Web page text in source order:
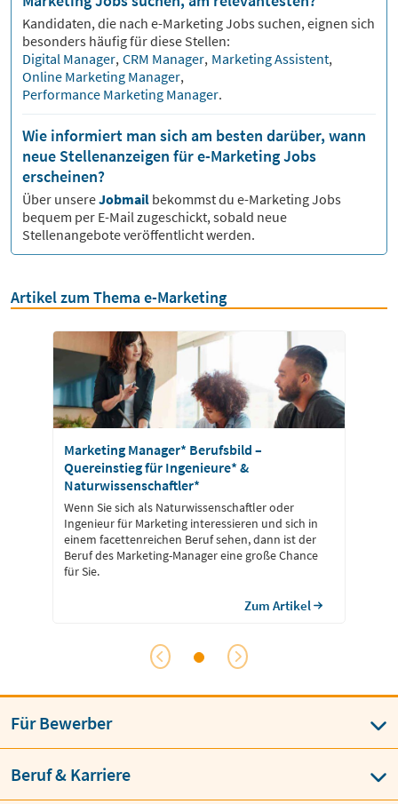
Kandidaten, die nach e-MarketingJobs suchen, eignen sich
besonders häufig für diese Stellen:
Digital Manager, CRM Manager, Marketing Assistent,
Online Marketing Manager,
Performance Marketing Manager.
Wie informiert man sich am besten darüber, wann
neue Stellenanzeigen für e-Marketing Jobs
erscheinen?
Über unsereJobmail bekommst du e-MarketingJobs
bequem per E-Mail zugeschickt, sobald neue
Stellenangebote veröffentlicht werden.
Artikel zum Thema e-Marketing
Marketing Manager* Berufsbild –
Quereinstieg für Ingenieure* &
Naturwissenschaftler*
Wenn Sie sich als Naturwissenschaftler oder
Ingenieur für Marketing interessieren und sich in
einem facettenreichen Beruf sehen, dann ist der
Beruf des Marketing-Manager eine große Chance
für Sie.
Zum Artikel
Für Bewerber
Beruf & Karriere